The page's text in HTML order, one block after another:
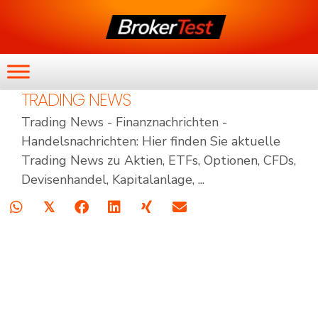
TRADING NEWS
Trading News - Finanznachrichten -
Handelsnachrichten: Hier finden Sie aktuelle
Trading News zu Aktien, ETFs, Optionen, CFDs,
Devisenhandel, Kapitalanlage, ...
𝕏